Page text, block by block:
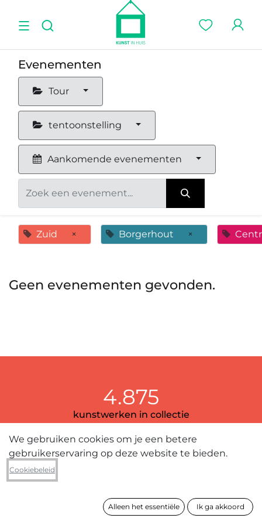
Evenementen
Tour
tentoonstelling
Aankomende evenementen
Zuid × Borgerhout ×
Geen evenementen gevonden.
4.875
kunstwerken in collectie
389
We gebruiken cookies om je een betere
gebruikerservaring op deze website te bieden.
Cookiebeleid
Alleen het essentiële Ik ga akkoord